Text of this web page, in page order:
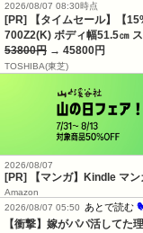
2026/08/07 08:30時点
[PR] 【タイムセール】【
700Z2(K) ボディ幅51.5㎝
53800円 → 45800円
TOSHIBA(東芝)
2026/08/07
[PR] 【マンガ】Kindle マン
Amazon
2026/08/07 05:50
あとで読む
【衝撃】嫁がパパ活してた